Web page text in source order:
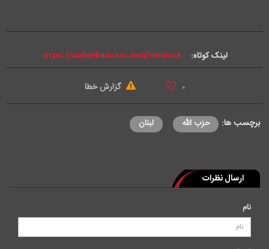
o
لینک کوتاه:
۰ گزارش خطا
برچسب ها: حزب الله لبنان
ارسال نظرات
نام